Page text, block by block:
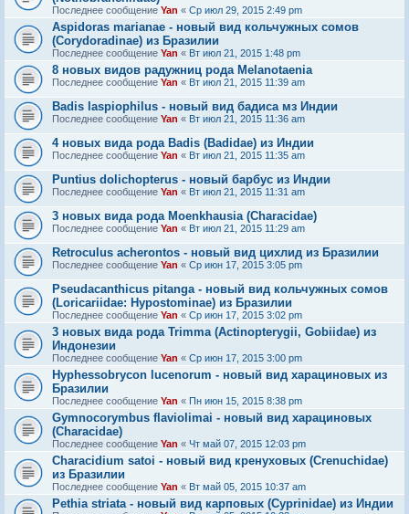
Последнее сообщение Yan « Ср июл 29, 2015 2:49 pm
Aspidoras marianae - новый вид кольчужных сомов
(Corydoradinae) из Бразилии
Последнее сообщение Yan « Вт июл 21, 2015 1:48 pm
8 новых видов радужниц рода Melanotaenia
Последнее сообщение Yan « Вт июл 21, 2015 11:39 am
Badis laspiophilus - новый вид бадиса мз Индии
Последнее сообщение Yan « Вт июл 21, 2015 11:36 am
4 новых вида рода Badis (Badidae) из Индии
Последнее сообщение Yan « Вт июл 21, 2015 11:35 am
Puntius dolichopterus - новый барбус из Индии
Последнее сообщение Yan « Вт июл 21, 2015 11:31 am
3 новых вида рода Moenkhausia (Characidae)
Последнее сообщение Yan « Вт июл 21, 2015 11:29 am
Retroculus acherontos - новый вид цихлид из Бразилии
Последнее сообщение Yan « Ср июн 17, 2015 3:05 pm
Pseudacanthicus pitanga - новый вид кольчужных сомов
(Loricariidae: Hypostominae) из Бразилии
Последнее сообщение Yan « Ср июн 17, 2015 3:02 pm
3 новых вида рода Trimma (Actinopterygii, Gobiidae) из
Индонезии
Последнее сообщение Yan « Ср июн 17, 2015 3:00 pm
Hyphessobrycon lucenorum - новый вид харациновых из
Бразилии
Последнее сообщение Yan « Пн июн 15, 2015 8:38 pm
Gymnocorymbus flaviolimai - новый вид харациновых
(Characidae)
Последнее сообщение Yan « Чт май 07, 2015 12:03 pm
Characidium satoi - новый вид кренуховых (Crenuchidae)
из Бразилии
Последнее сообщение Yan « Вт май 05, 2015 10:37 am
Pethia striata - новый вид карповых (Cyprinidae) из Индии